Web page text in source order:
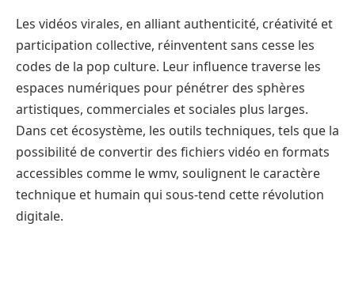
Les vidéos virales, en alliant authenticité, créativité et
participation collective, réinventent sans cesse les
codes de la pop culture. Leur influence traverse les
espaces numériques pour pénétrer des sphères
artistiques, commerciales et sociales plus larges.
Dans cet écosystème, les outils techniques, tels que la
possibilité de convertir des fichiers vidéo en formats
accessibles comme le wmv, soulignent le caractère
technique et humain qui sous-tend cette révolution
digitale.